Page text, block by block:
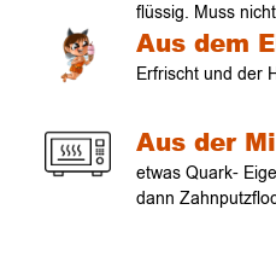
flüssig. Muss
Aus dem
Erfrischt und der
Aus der
etwas Quark-
dann